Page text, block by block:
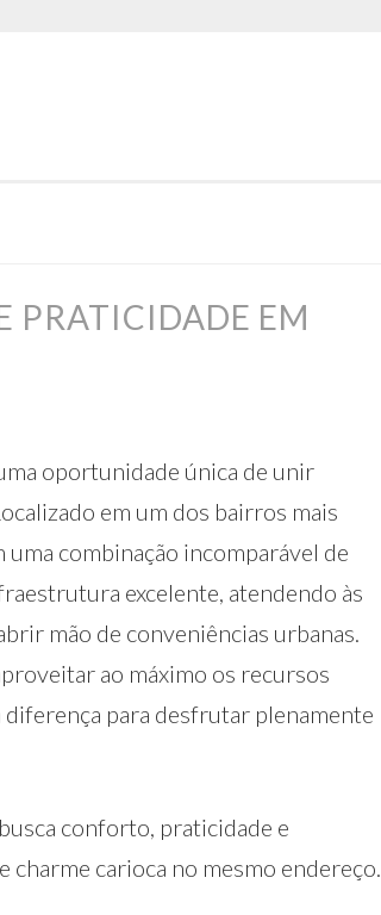
PRATICIDADE EM
oportunidade única de unir
em um dos bairros mais
combinação incomparável de
excelente, atendendo às
mão de conveniências urbanas.
ao máximo os recursos
diferença para desfrutar plenamente
conforto, praticidade e
charme carioca no mesmo endereço.